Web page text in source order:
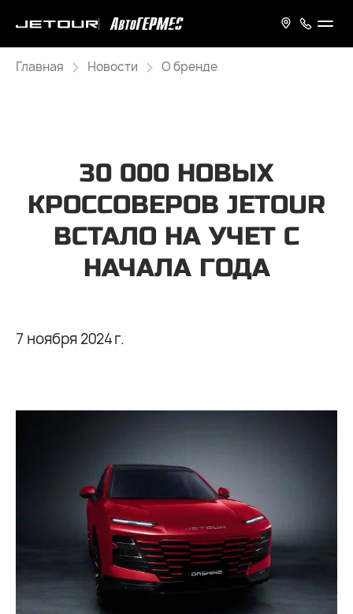
Главная Новости О бренде
30 000 НОВЫХ
КРОССОВЕРОВ JETOUR
ВСТАЛО НА УЧЕТ С
НАЧАЛА ГОДА
7 ноября 2024 г.